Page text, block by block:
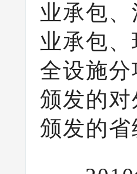
业承包
业承包
全设施
颁发的
颁发的